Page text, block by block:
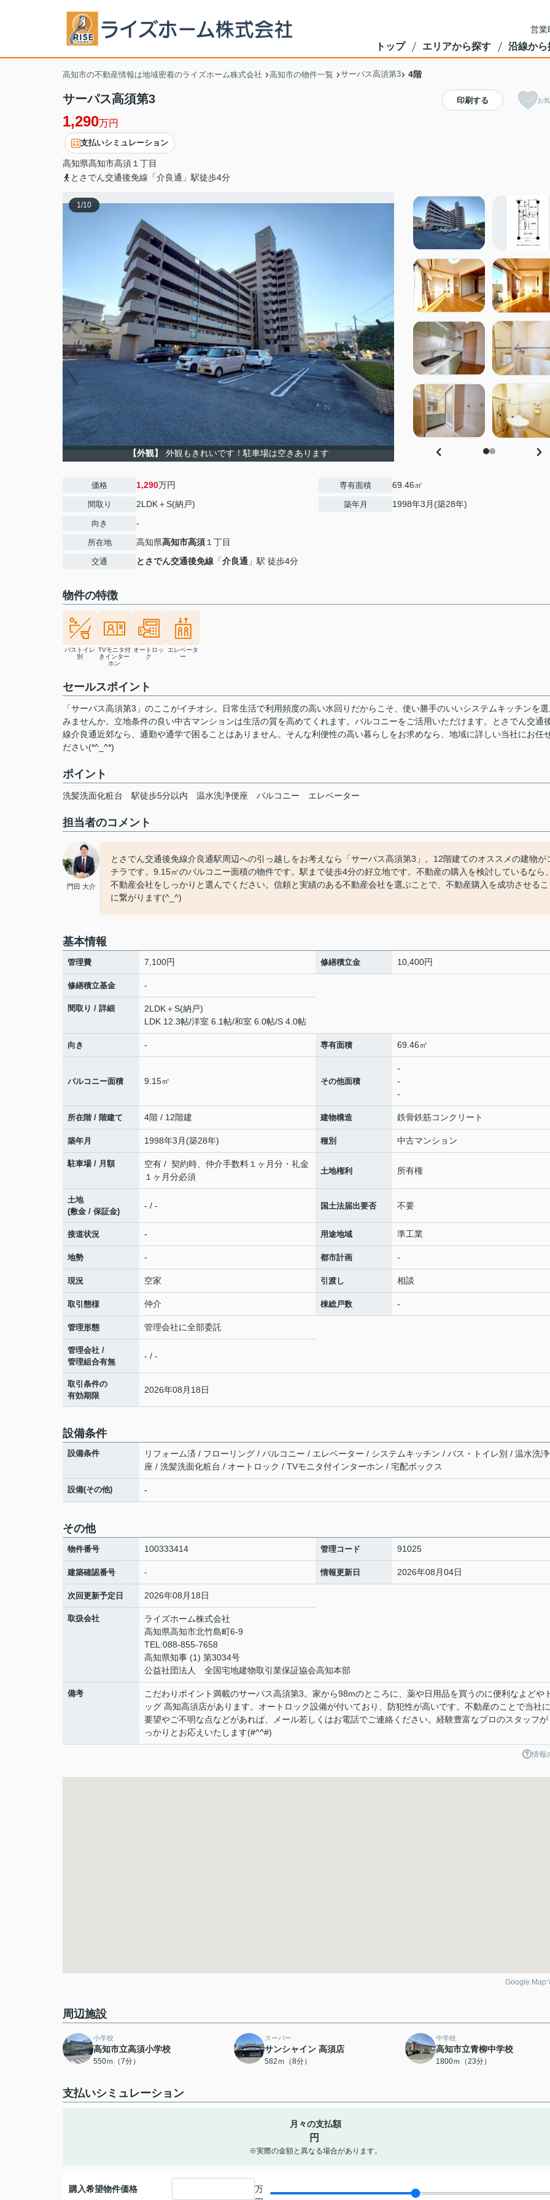
営
トップ エリアから探す 沿線から
高知市の不動産情報は地域密着のライズホーム株式会社 高知市の物件一覧 サーパス高須第3 4階
サーパス高須第3
1,290万円
支払いシミュレーション
高知県高知市高須 １丁目
とさでん交通後免線「介良通」駅徒歩4分
印刷する お
1/10
【外観】 外観もきれいです！駐車場は空きあります
価格 1,290万円
間取り 2LDK＋S(納戸)
向き -
所在地 高知県高知市高須 １丁目
交通 とさでん交通後免線 「介良通 」駅 徒歩4分
専有面積 69.46㎡
築年月 1998年3月(築28年)
物件の特徴
バストイレ
別
TVモニタ付
きインター
ホン
オートロッ
ク
エレベータ
ー
セールスポイント
「サーパス高須第3」のここがイチオシ。日常生活で利用頻度の高い水回りだからこそ、使い勝手のいいシステムキッチンを
みませんか。立地条件の良い中古マンションは生活の質を高めてくれます。バルコニーをご活用いただけます。とさでん交通
線介良通近郊なら、通勤や通学で困ることはありません。そんな利便性の高い暮らしをお求めなら、地域に詳しい当社にお任
ださい(*^_^*)
ポイント
洗髪洗面化粧台 駅徒歩5分以内 温水洗浄便座 バルコニー エレベーター
担当者のコメント
門田 大介
とさでん交通後免線介良通駅周辺への引っ越しをお考えなら「サーパス高須第3」。12階建てのオススメの建物が
チラです。9.15㎡のバルコニー面積の物件です。駅まで徒歩4分の好立地です。不動産の購入を検討しているなら
不動産会社をしっかりと選んでください。信頼と実績のある不動産会社を選ぶことで、不動産購入を成功させる
に繋がります(^_^)
基本情報
管理費 7,100円 修繕積立金 10,400円
修繕積立基金 -
間取り / 詳細
2LDK＋S(納戸)
LDK 12.3帖/洋室 6.1帖/和室 6.0帖/S 4.0帖
向き - 専有面積 69.46㎡
バルコニー面積 9.15㎡ その他面積
-
-
-
所在階 / 階建て 4階 / 12階建 建物構造 鉄骨鉄筋コンクリート
築年月 1998年3月(築28年) 種別 中古マンション
駐車場 / 月額
空有 / 契約時、仲介手数料１ヶ月分・礼金
１ヶ月分必須
土地権利 所有権
土地
(敷金 / 保証金)
- / - 国土法届出要否 不要
接道状況 - 用途地域 準工業
地勢 - 都市計画 -
現況 空家 引渡し 相談
取引態様 仲介 棟総戸数 -
管理形態 管理会社に全部委託
管理会社 /
管理組合有無
- / -
取引条件の
有効期限
2026年08月18日
設備条件
設備条件
リフォーム済 / フローリング / バルコニー / エレベーター / システムキッチン / バス・トイレ別 / 温水洗
座 / 洗髪洗面化粧台 / オートロック / TVモニタ付インターホン / 宅配ボックス
設備(その他) -
その他
物件番号 100333414 管理コード 91025
建築確認番号 - 情報更新日 2026年08月04日
次回更新予定日 2026年08月18日
取扱会社
ライズホーム株式会社
高知県高知市北竹島町6-9
TEL:088-855-7658
高知県知事 (1) 第3034号
公益社団法人 全国宅地建物取引業保証協会高知本部
備考
こだわりポイント満載のサーパス高須第3。家から98mのところに、薬や日用品を買うのに便利なよどや
ッグ 高知高須店があります。オートロック設備が付いており、防犯性が高いです。不動産のことで当社
要望やご不明な点などがあれば、メール若しくはお電話でご連絡ください。経験豊富なプロのスタッフが
っかりとお応えいたします(#^^#)
情報
Google Map
周辺施設
小学校
高知市立高須小学校
550ｍ（7分）
スーパー
サンシャイン 高須店
582ｍ（8分）
中学校
高知市立青柳中学校
1800ｍ（23分）
支払いシミュレーション
月々の支払額
円
※実際の金額と異なる場合があります。
購入希望物件価格
万